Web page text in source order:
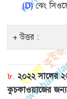
(D)ঝেং
উত্তর :
৮. ২০২২ সালের
কুচকাওয়াজের জন্য